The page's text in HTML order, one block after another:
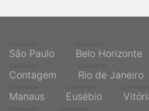
São Paulo Belo Horizonte
Contagem Rio de Janeiro
Manaus Eusébio